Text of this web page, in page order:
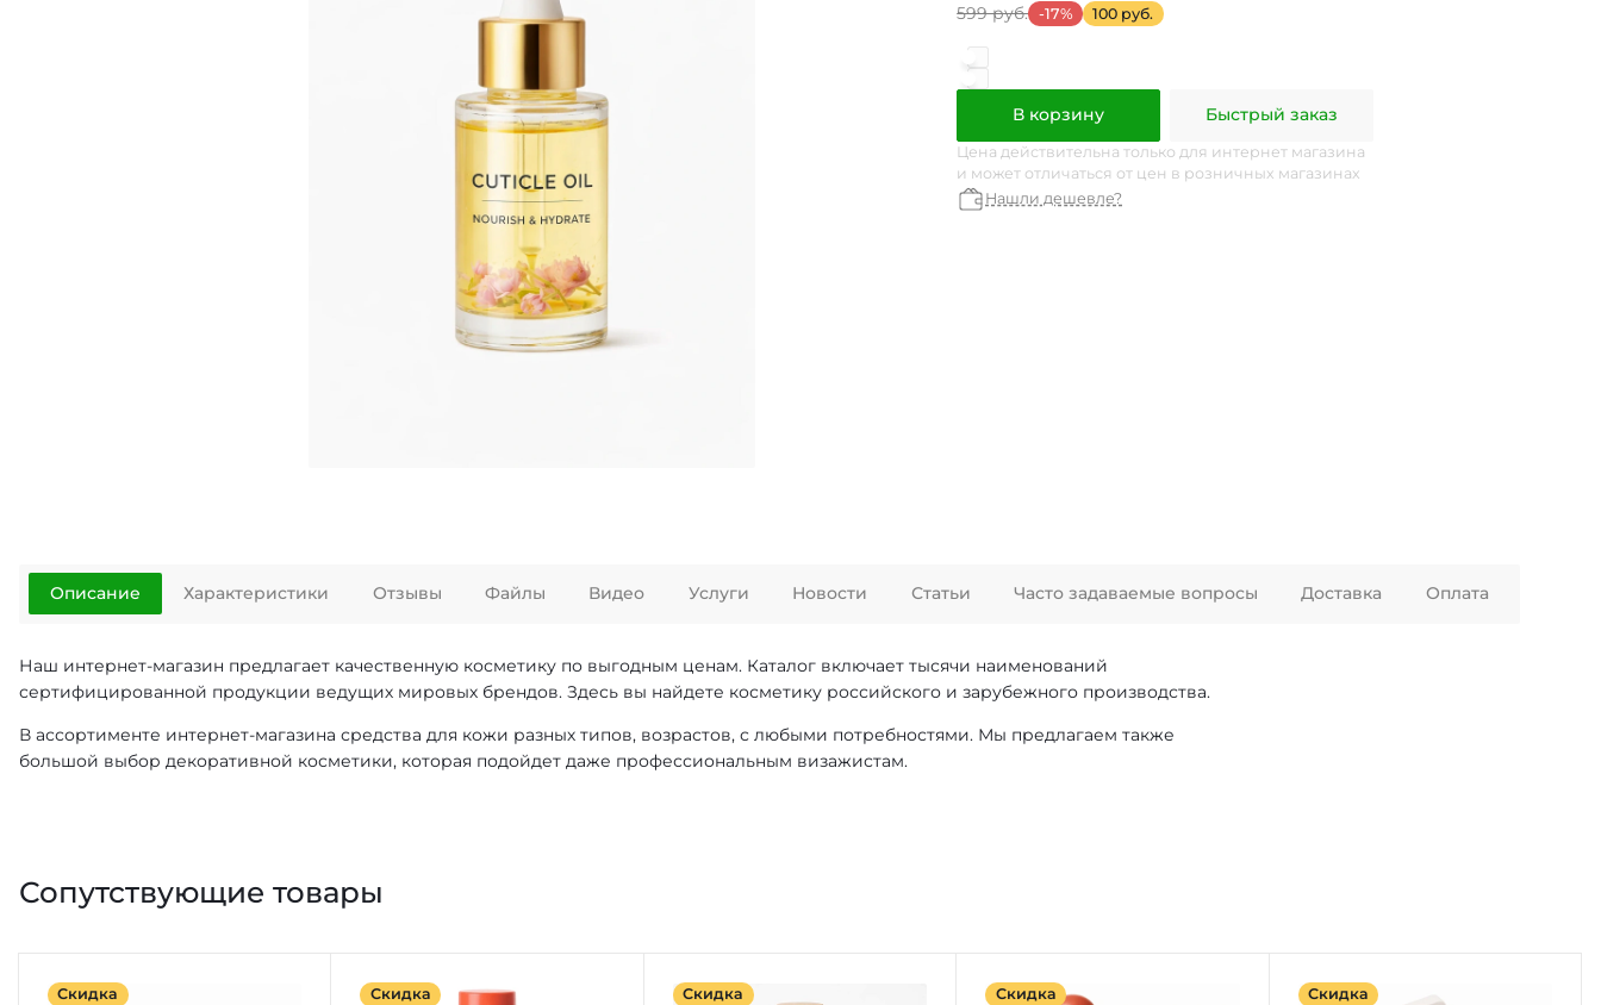
599 руб. -17% 100 руб.
В корзину Быстрый заказ
Цена действительна только для интернет магазина
и может отличаться от цен в розничных магазинах
Нашли дешевле?
Описание
Наш интернет-магазин предлагает качественную косметику по выгодным ценам. Каталог включает тысячи наименований
сертифицированной продукции ведущих мировых брендов. Здесь вы найдете косметику российского и зарубежного производства.
В ассортименте интернет-магазина средства для кожи разных типов, возрастов, с любыми потребностями. Мы предлагаем также
большой выбор декоративной косметики, которая подойдет даже профессиональным визажистам.
Характеристики Отзывы Файлы Видео Услуги Новости Статьи Часто задаваемые вопросы Доставка Оплата
Сопутствующие товары
Скидка Скидка Скидка Скидка Скидка